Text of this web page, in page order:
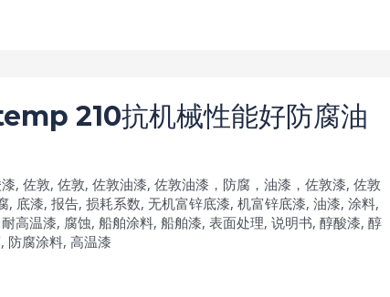
210抗机械性能好防腐油
, 佐敦, 佐敦, 佐敦油漆, 佐敦油漆，防腐，油漆，佐敦漆, 佐敦
, 底漆, 报告, 损耗系数, 无机富锌底漆, 机富锌底漆, 油漆, 涂料,
耐高温漆, 腐蚀, 船舶涂料, 船舶漆, 表面处理, 说明书, 醇酸漆, 醇
, 防腐涂料, 高温漆